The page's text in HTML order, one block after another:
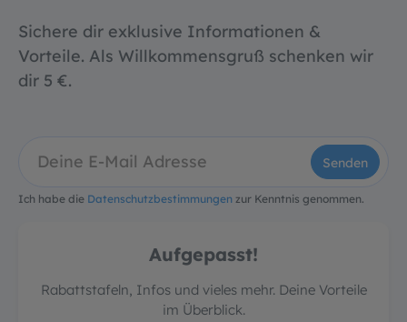
Sichere dir exklusive Informationen &
Vorteile. Als Willkommensgruß schenken wir
dir 5 €.
Senden
Ich habe die Datenschutzbestimmungen zur Kenntnis genommen.
Aufgepasst!
Rabattstafeln, Infos und vieles mehr. Deine Vorteile
im Überblick.